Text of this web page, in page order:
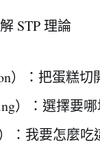
STP 理論
）：把蛋糕切
）：選擇要
：我要怎麼吃